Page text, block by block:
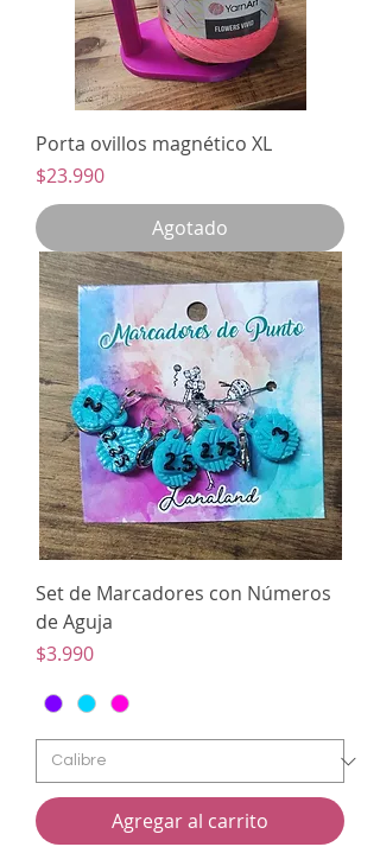
Porta ovillos magnético XL
Precio
$23.990
Agotado
Set de Marcadores con Números
de Aguja
Precio
$3.990
Agregar al carrito